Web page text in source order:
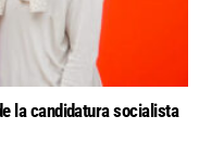
la candidatura socialista